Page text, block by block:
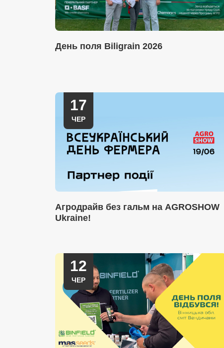
День поля Biligrain 2026
17
ЧЕР
Агродрайв без гальм на AGROSHOW
Ukraine!
12
ЧЕР